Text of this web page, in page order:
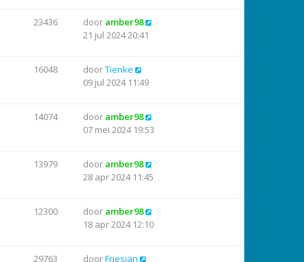
23436 door amber98
21 jul 2024 20:41
16048 doorTienke
09 jul 2024 11:49
14074 door amber98
07 mei 2024 19:53
13979 door amber98
28 apr 2024 11:45
12300 door amber98
18 apr 2024 12:10
29763 doorFriesian